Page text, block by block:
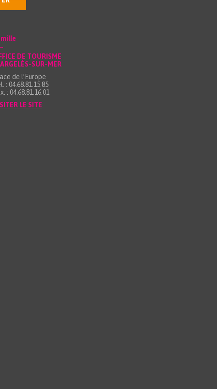
DE TOURISME
SUR-MER
de l’Europe
: 04.68.81.15.85
: 04.68.81.16.01
LE SITE